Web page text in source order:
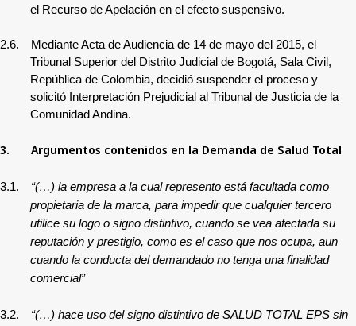
el Recurso de Apelación en el efecto suspensivo.
2.6.
Mediante Acta de Audiencia de 14 de mayo del 2015, el
Tribunal Superior del Distrito Judicial de Bogotá, Sala Civil,
República de Colombia, decidió suspender el proceso y
solicitó Interpretación Prejudicial al Tribunal de Justicia de la
Comunidad Andina.
3. Argumentos contenidos en la Demanda de Salud Total
3.1.
“(…) la empresa a la cual represento está facultada como
propietaria de la marca, para impedir que cualquier tercero
utilice su logo o signo distintivo, cuando se vea afectada su
reputación y prestigio, como es el caso que nos ocupa, aun
cuando la conducta del demandado no tenga una finalidad
comercial”
3.2.
“(…) hace uso del signo distintivo de SALUD TOTAL EPS sin